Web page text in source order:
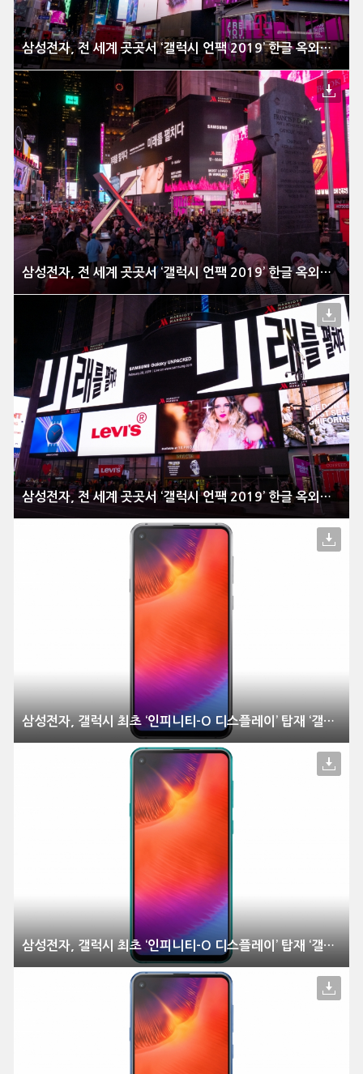
삼성전자, 전 세계 곳곳서 ‘갤럭시 언팩 2019’ 한글 옥외광고 진행
삼성전자, 전 세계 곳곳서 ‘갤럭시 언팩 2019’ 한글 옥외광고 진행
삼성전자, 전 세계 곳곳서 ‘갤럭시 언팩 2019’ 한글 옥외광고 진행
삼성전자, 갤럭시 최초 ‘인피니티-O 디스플레이’ 탑재 ‘갤럭시 A9 Pro’ 출시
삼성전자, 갤럭시 최초 ‘인피니티-O 디스플레이’ 탑재 ‘갤럭시 A9 Pro’ 출시